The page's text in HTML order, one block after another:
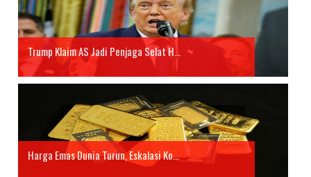
Trump Klaim AS Jadi Penjaga Selat H...
Harga Emas Dunia Turun, Eskalasi Ko...